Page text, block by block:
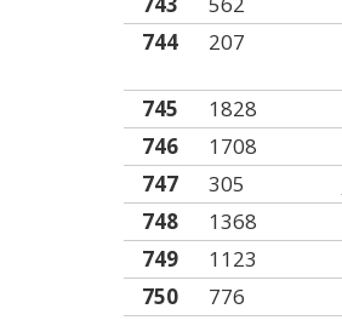
744
207
745 1828
746
1708
747
305
748
1368
749
1123
750
776